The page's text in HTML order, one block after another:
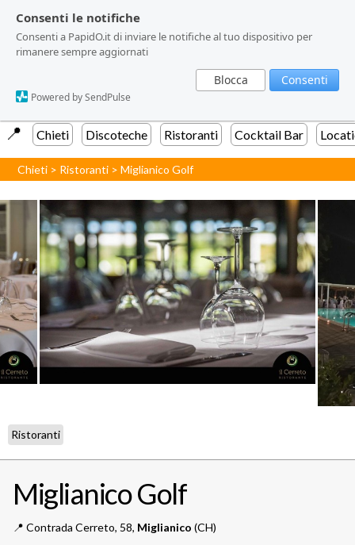
Consenti le notifiche
Consenti a PapidO.it di inviare le notifiche al tuo dispositivo per
rimanere sempre aggiornati
Blocca Consenti
Powered by SendPulse
Consenti le notifiche
Consenti a PapidO.it di inviare le notifiche al tuo dispositivo per
rimanere sempre aggiornati
Blocca Consenti
Powered by SendPulse
📍️ Chieti Discoteche Ristoranti Cocktail Bar
Chieti > Ristoranti >Miglianico Golf
Ristoranti
Miglianico Golf
📍️ Contrada Cerreto, 58, Miglianico (CH)